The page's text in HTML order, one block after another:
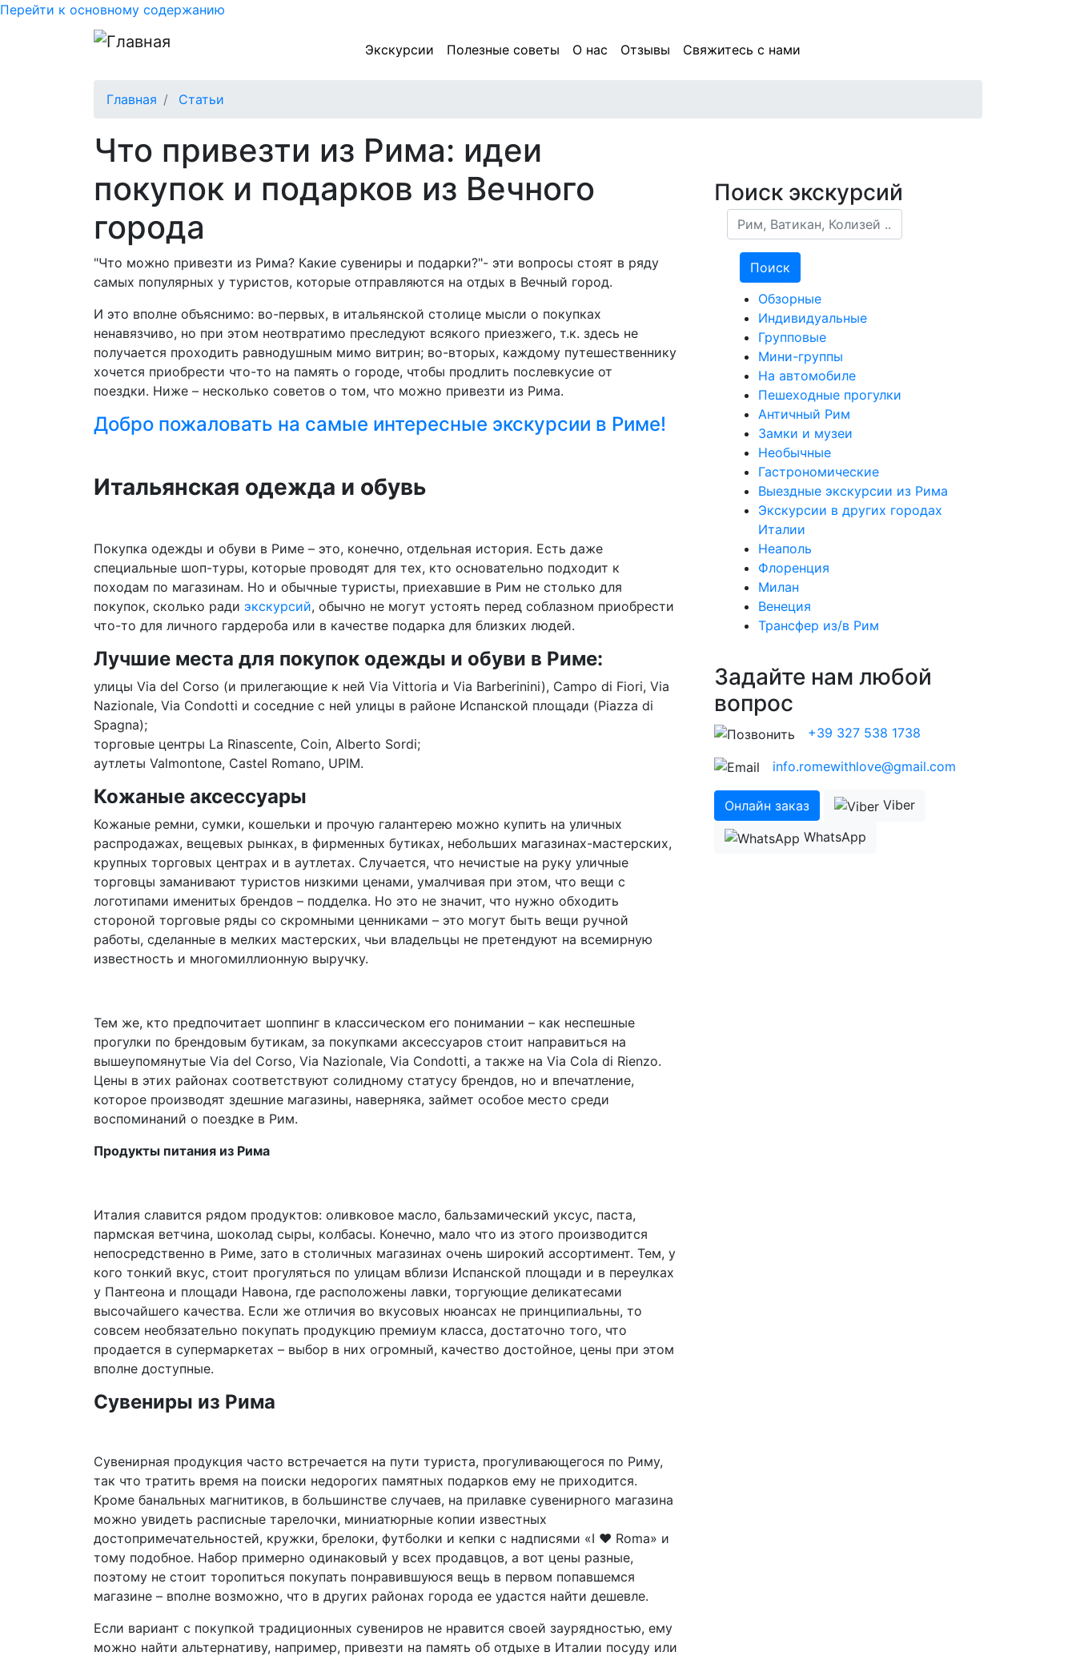
Перейти к основному содержанию
Основная навигация
Экскурсии Полезные советы О нас Отзывы Свяжитесь с нами
Главная Статьи
Что привезти из Рима: идеи
покупок и подарков из Вечного
города
"Что можно привезти из Рима? Какие сувениры и подарки?"- эти вопросы стоят в ряду
самых популярных у туристов, которые отправляются на отдых в Вечный город.
И это вполне объяснимо: во-первых, в итальянской столице мысли о покупках
ненавязчиво, но при этом неотвратимо преследуют всякого приезжего, т.к. здесь не
получается проходить равнодушным мимо витрин; во-вторых, каждому путешественнику
хочется приобрести что-то на память о городе, чтобы продлить послевкусие от
поездки. Ниже – несколько советов о том, что можно привезти из Рима.
Добро пожаловать на самые интересные экскурсии в Риме!
Итальянская одежда и обувь
Покупка одежды и обуви в Риме – это, конечно, отдельная история. Есть даже
специальные шоп-туры, которые проводят для тех, кто основательно подходит к
походам по магазинам. Но и обычные туристы, приехавшие в Рим не столько для
покупок, сколько ради экскурсий, обычно не могут устоять перед соблазном приобрести
что-то для личного гардероба или в качестве подарка для близких людей.
Лучшие места для покупок одежды и обуви в Риме:
улицы Via del Corso (и прилегающие к ней Via Vittoria и Via Barberinini), Campo di Fiori, Via
Nazionale, Via Condotti и соседние с ней улицы в районе Испанской площади (Piazza di
Spagna);
торговые центры La Rinascente, Coin, Alberto Sordi;
аутлеты Valmontone, Castel Romano, UPIM.
Кожаные аксессуары
Кожаные ремни, сумки, кошельки и прочую галантерею можно купить на уличных
распродажах, вещевых рынках, в фирменных бутиках, небольших магазинах-мастерских,
крупных торговых центрах и в аутлетах. Случается, что нечистые на руку уличные
торговцы заманивают туристов низкими ценами, умалчивая при этом, что вещи с
логотипами именитых брендов – подделка. Но это не значит, что нужно обходить
стороной торговые ряды со скромными ценниками – это могут быть вещи ручной
работы, сделанные в мелких мастерских, чьи владельцы не претендуют на всемирную
известность и многомиллионную выручку.
Тем же, кто предпочитает шоппинг в классическом его понимании – как неспешные
прогулки по брендовым бутикам, за покупками аксессуаров стоит направиться на
вышеупомянутые Via del Corso, Via Nazionale, Via Condotti, а также на Via Cola di Rienzo.
Цены в этих районах соответствуют солидному статусу брендов, но и впечатление,
которое производят здешние магазины, наверняка, займет особое место среди
воспоминаний о поездке в Рим.
Продукты питания из Рима
Италия славится рядом продуктов: оливковое масло, бальзамический уксус, паста,
пармская ветчина, шоколад сыры, колбасы. Конечно, мало что из этого производится
непосредственно в Риме, зато в столичных магазинах очень широкий ассортимент. Тем, у
кого тонкий вкус, стоит прогуляться по улицам вблизи Испанской площади и в переулках
у Пантеона и площади Навона, где расположены лавки, торгующие деликатесами
высочайшего качества. Если же отличия во вкусовых нюансах не принципиальны, то
совсем необязательно покупать продукцию премиум класса, достаточно того, что
продается в супермаркетах – выбор в них огромный, качество достойное, цены при этом
вполне доступные.
Сувениры из Рима
Сувенирная продукция часто встречается на пути туриста, прогуливающегося по Риму,
так что тратить время на поиски недорогих памятных подарков ему не приходится.
Кроме банальных магнитиков, в большинстве случаев, на прилавке сувенирного магазина
можно увидеть расписные тарелочки, миниатюрные копии известных
достопримечательностей, кружки, брелоки, футболки и кепки с надписями «I ♥ Roma» и
тому подобное. Набор примерно одинаковый у всех продавцов, а вот цены разные,
поэтому не стоит торопиться покупать понравившуюся вещь в первом попавшемся
магазине – вполне возможно, что в других районах города ее удастся найти дешевле.
Если вариант с покупкой традиционных сувениров не нравится своей заурядностью, ему
можно найти альтернативу, например, привезти на память об отдыхе в Италии посуду или
Поиск экскурсий
Поиск
Поиск
Обзорные
Индивидуальные
Групповые
Мини-группы
На автомобиле
Пешеходные прогулки
Античный Рим
Замки и музеи
Необычные
Гастрономические
Выездные экскурсии из Рима
Экскурсии в других городах
Италии
Неаполь
Флоренция
Милан
Венеция
Трансфер из/в Рим
Задайте нам любой
вопрос
+39 327 538 1738
info.romewithlove@gmail.com
Онлайн заказ
Viber
WhatsApp